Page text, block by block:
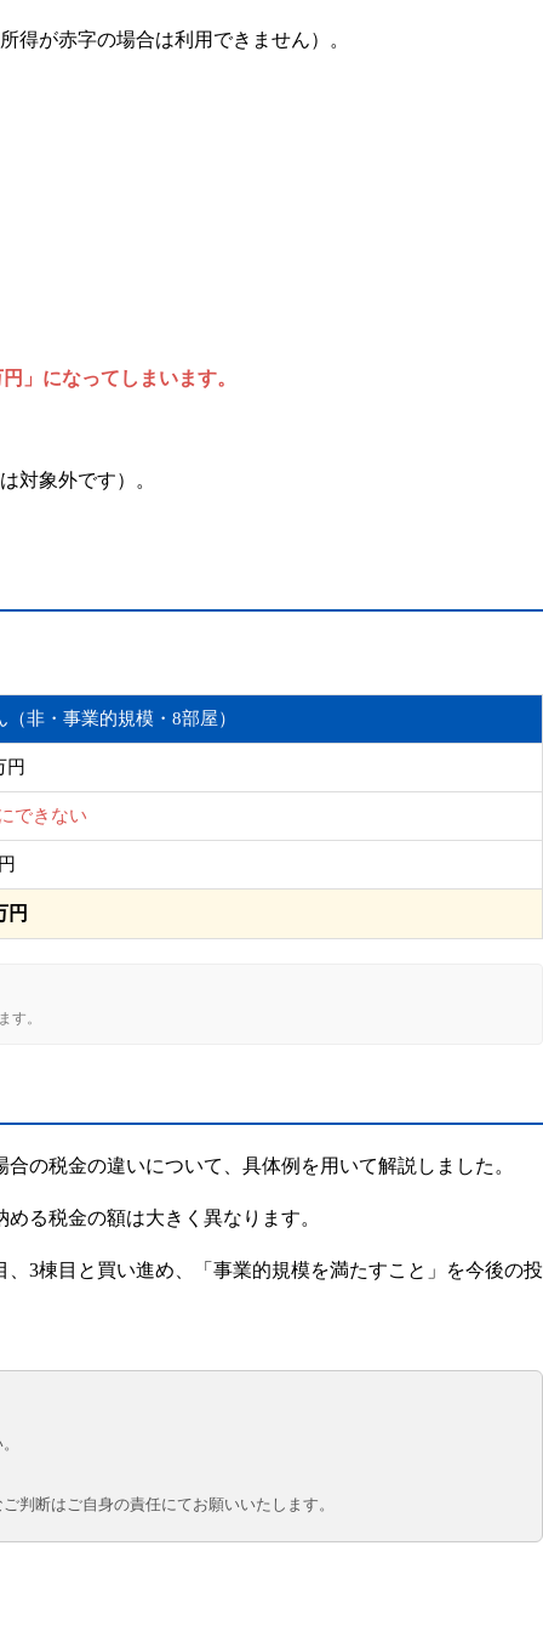
が赤字の場合は利用できません）。
」になってしまいます。
対象外です）。
（非・事業的規模・8部屋）
円
できない
円
す。
の税金の違いについて、具体例を用いて解説しました。
る税金の額は大きく異なります。
3棟目と買い進め、 「事業的規模を満たすこと」 を今後の投
判断はご自身の責任にてお願いいたします。